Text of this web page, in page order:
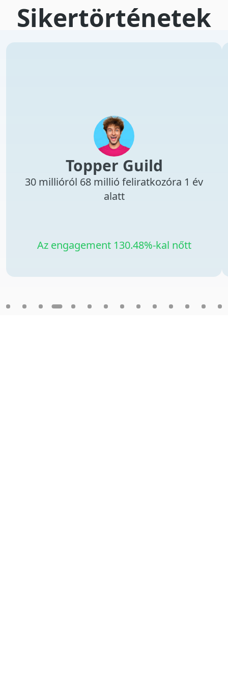
Sikertörténetek
Topper Guild
30 millióról 68 millió feliratkozóra 1 év
alatt
Az engagement 130.48%-kal nőtt